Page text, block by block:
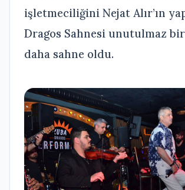
işletmeciliğini Nejat Alır’ın
Dragos Sahnesi unutulmaz
daha sahne oldu.